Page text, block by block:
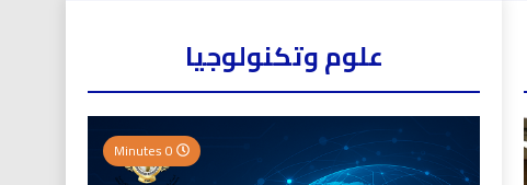
علوم وتكنولوجيا
0 Minutes